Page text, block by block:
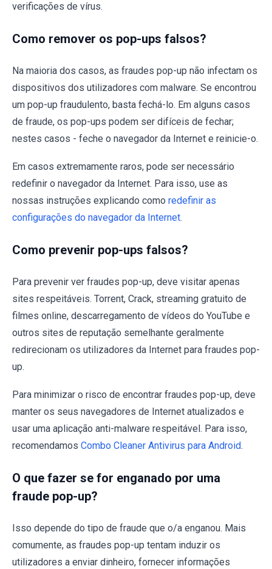
verificações de vírus.
Como remover os pop-ups falsos?
Na maioria dos casos, as fraudes pop-up não infectam os
dispositivos dos utilizadores com malware. Se encontrou
um pop-up fraudulento, basta fechá-lo. Em alguns casos
de fraude, os pop-ups podem ser difíceis de fechar;
nestes casos - feche o navegador da Internet e reinicie-o.
Em casos extremamente raros, pode ser necessário
redefinir o navegador da Internet. Para isso, use as
nossas instruções explicando como redefinir as
configurações do navegador da Internet.
Como prevenir pop-ups falsos?
Para prevenir ver fraudes pop-up, deve visitar apenas
sites respeitáveis. Torrent, Crack, streaming gratuito de
filmes online, descarregamento de vídeos do YouTube e
outros sites de reputação semelhante geralmente
redirecionam os utilizadores da Internet para fraudes pop-
up.
Para minimizar o risco de encontrar fraudes pop-up, deve
manter os seus navegadores de Internet atualizados e
usar uma aplicação anti-malware respeitável. Para isso,
recomendamos Combo Cleaner Antivirus para Android.
O que fazer se for enganado por uma
fraude pop-up?
Isso depende do tipo de fraude que o/a enganou. Mais
comumente, as fraudes pop-up tentam induzir os
utilizadores a enviar dinheiro, fornecer informações